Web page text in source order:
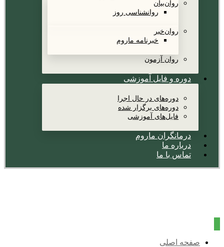
روان‌بیان
روانشناسی روز
روان‌خبر
خبرنامه ماروم
روان آزمون
دوره و فایل آموزشی
دوره‌های در حال اجرا
دوره‌های برگزار شده
فایل‌های آموزشی
درمانگران ماروم
درباره ما
تماس با ما
صفحه اصلی